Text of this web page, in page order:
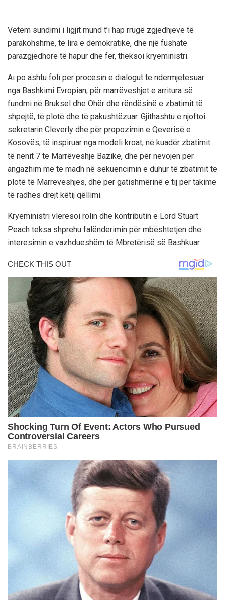
Vetëm sundimi i ligjit mund t’i hap rrugë zgjedhjeve të
parakohshme, të lira e demokratike, dhe një fushate
parazgjedhore të hapur dhe fer, theksoi kryeministri.
Ai po ashtu foli për procesin e dialogut të ndërmjetësuar
nga Bashkimi Evropian, për marrëveshjet e arritura së
fundmi në Bruksel dhe Ohër dhe rëndësinë e zbatimit të
shpejtë, të plotë dhe të pakushtëzuar. Gjithashtu e njoftoi
sekretarin Cleverly dhe për propozimin e Qeverisë e
Kosovës, të inspiruar nga modeli kroat, në kuadër zbatimit
të nenit 7 të Marrëveshje Bazike, dhe për nevojën për
angazhim më të madh në sekuencimin e duhur të zbatimit të
plotë të Marrëveshjes, dhe për gatishmërinë e tij për takime
të radhës drejt këtij qëllimi.
Kryeministri vlerësoi rolin dhe kontributin e Lord Stuart
Peach teksa shprehu falënderimin për mbështetjen dhe
interesimin e vazhdueshëm të Mbretërisë së Bashkuar.